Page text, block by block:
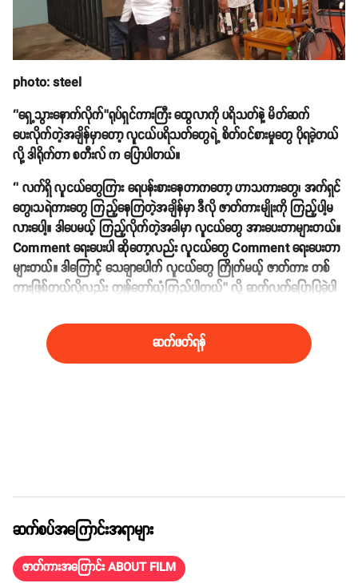
photo: steel
‘’ရှေ့သွားနောက်လိုက်’’ရုပ်ရှင်ကားကြီး ထွေလာကို ပရိသတ်နဲ့ မိတ်ဆက်
ပေးလိုက်တဲ့အချိန်မှာတော့ လူငယ်ပရိသတ်တွေရဲ့ စိတ်ဝင်စားမှုတွေ ပိုရခဲ့တယ်
လို့ ဒါရိုက်တာ စတီးလ် က ပြောပါတယ်။
‘’ လက်ရှိ လူငယ်တွေကြား ရေပန်းစားနေတာကတော့ ဟာသကားတွေ၊ အက်ရှင်
တွေ၊သရဲကားတွေ ကြည့်နေကြတဲ့အချိန်မှာ ဒီလို ဇာတ်ကားမျိုးကို ကြည့်ပါ့မ
လားပေါ့။ ဒါပေမယ့် ကြည့်လိုက်တဲ့အခါမှာ လူငယ်တွေ အားပေးတာများတယ်။
Comment ရေးပေးပါ ဆိုတော့လည်း လူငယ်တွေ Comment ရေးပေးတာ
များတယ်။ ဒါကြောင့် သေချာပေါက် လူငယ်တွေ ကြိုက်မယ့် ဇာတ်ကား တစ်
ကားဖြစ်တယ်လို့လည်း ကျွန်တော်ယုံကြည်ပါတယ်’’ လို့ ဆက်လက်ပြောပြခဲ့ပါ
ဆက်ဖတ်ရန်
ဆက်စပ်အကြောင်းအရာများ
ဇာတ်ကားအကြောင်း ABOUT FILM